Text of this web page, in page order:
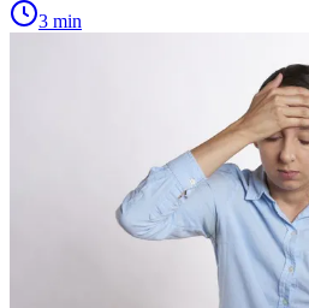
3 min